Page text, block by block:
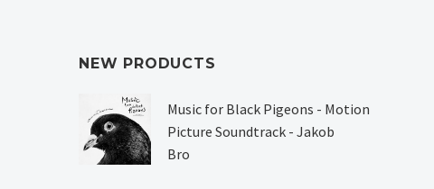
NEW PRODUCTS
Music for Black Pigeons - Motion
Picture Soundtrack - Jakob
Bro